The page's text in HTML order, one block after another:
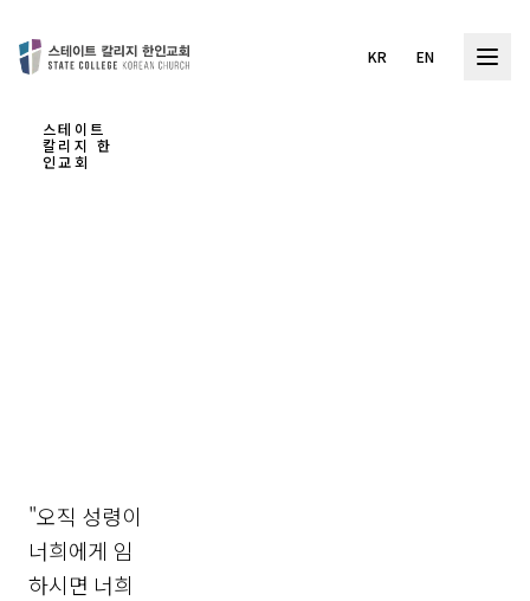
KR EN
스테이트
칼리지 한
인교회
"오직 성령이
너희에게 임
하시면 너희